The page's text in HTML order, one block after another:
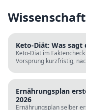
Keto-Diät: Was
Keto-Diät im
Vorsprung kurzfristig,
Ernährungsplan
2026
Ernährungsplan selber